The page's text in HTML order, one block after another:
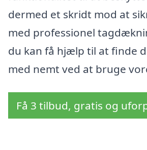
dermed et skridt mod at
med professionel
du kan få hjælp til at finde
med nemt ved at bruge
Få 3 tilbud, gratis og